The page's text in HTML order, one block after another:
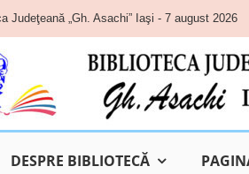
Judeţeană „Gh. Asachi” Iaşi - 7 august 2026
DESPRE BIBLIOTECĂ